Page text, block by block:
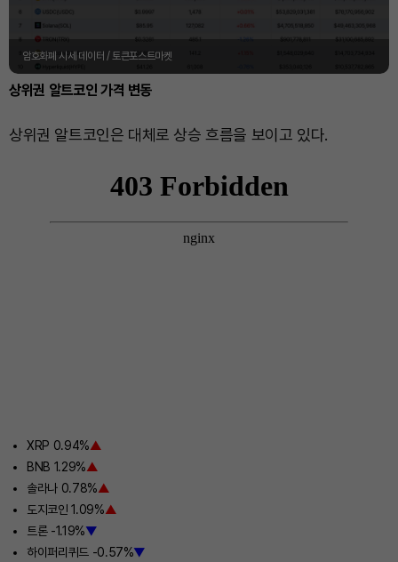
암호화폐 시세 데이터 / 토큰포스트마켓
상위권 알트코인 가격 변동
상위권 알트코인은 대체로 상승 흐름을 보이고 있다.
XRP 0.94%▲
BNB 1.29%▲
솔라나 0.78%▲
도지코인 1.09%▲
트론 -1.19%▼
하이퍼리퀴드 -0.57%▼